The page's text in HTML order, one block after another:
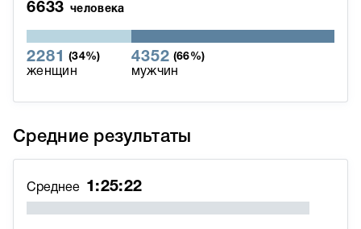
6633 человека
2281 (34%)
женщин
4352 (66%)
мужчин
Средние результаты
Среднее 1:25:22